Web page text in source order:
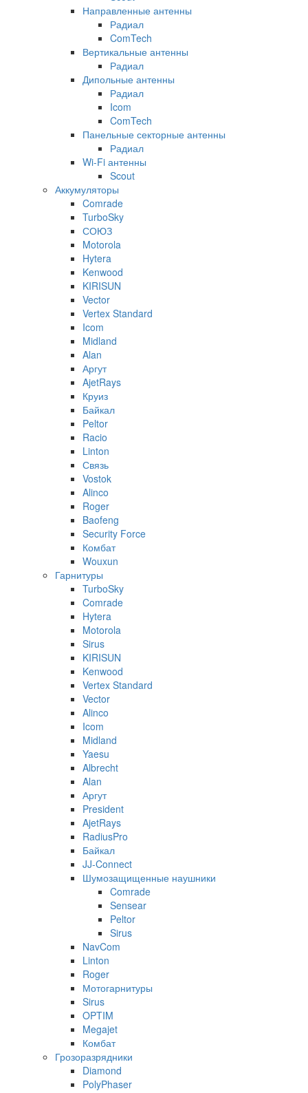
Направленные антенны
Радиал
ComTech
Вертикальные антенны
Радиал
Дипольные антенны
Радиал
Icom
ComTech
Панельные секторные антенны
Радиал
Wi-Fi антенны
Scout
Аккумуляторы
Comrade
TurboSky
СОЮЗ
Motorola
Hytera
Kenwood
KIRISUN
Vector
Vertex Standard
Icom
Midland
Alan
Аргут
AjetRays
Круиз
Байкал
Peltor
Racio
Linton
Связь
Vostok
Alinco
Roger
Baofeng
Security Force
Комбат
Wouxun
Гарнитуры
TurboSky
Comrade
Hytera
Motorola
Sirus
KIRISUN
Kenwood
Vertex Standard
Vector
Alinco
Icom
Midland
Yaesu
Albrecht
Alan
Аргут
President
AjetRays
RadiusPro
Байкал
JJ-Connect
Шумозащищенные наушники
Comrade
Sensear
Peltor
Sirus
NavCom
Linton
Roger
Мотогарнитуры
Sirus
OPTIM
Megajet
Комбат
Грозоразрядники
Diamond
PolyPhaser